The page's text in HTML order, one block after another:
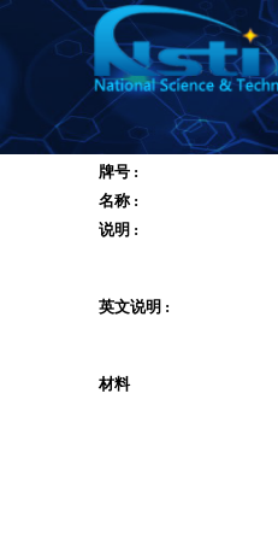
牌号 :
名称 :
说明 :
英文说明 :
材料